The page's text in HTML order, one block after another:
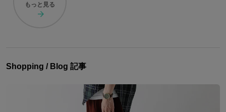
もっと見る
Shopping / Blog 記事